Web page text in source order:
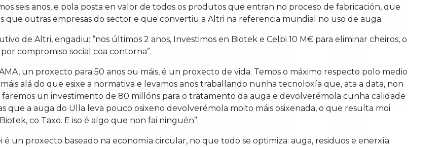
seis anos, e pola posta en valor de todos os produtos que entran no proceso de fabricación, que
que outras empresas do sector e que convertiu a Altri na referencia mundial no uso de auga.
de Altri, engadiu: “nos últimos 2 anos, Investimos en Biotek e Celbi 10 M€ para eliminar cheiros, o
compromiso social coa contorna”.
un proxecto para 50 anos ou máis, é un proxecto de vida. Temos o máximo respecto polo medio
alá do que esixe a normativa e levamos anos traballando nunha tecnoloxía que, ata a data, non
un investimento de 80 millóns para o tratamento da auga e devolverémola cunha calidade
que a auga do Ulla leva pouco osixeno devolverémola moito máis osixenada, o que resulta moi
co Taxo. E iso é algo que non fai ninguén”.
un proxecto baseado na economía circular, no que todo se optimiza: auga, residuos e enerxía.